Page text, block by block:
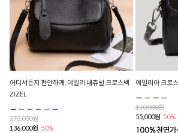
어디서든지 편안하게, 데일리 내츄럴 크로스백
ZIZEL
272,000원
136,000원 50%
에밀리아 크로
110,000원
55,000원 50%